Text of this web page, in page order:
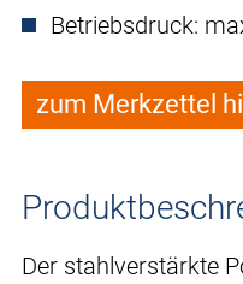
Betriebsdruck:
zum Merkzettel
Der stahlverstärkte